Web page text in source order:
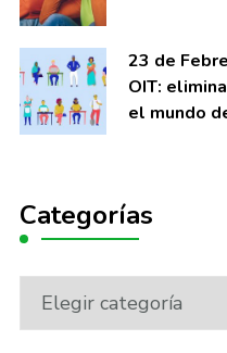
23 de
OIT:
el mundo
Categorías
Categorías